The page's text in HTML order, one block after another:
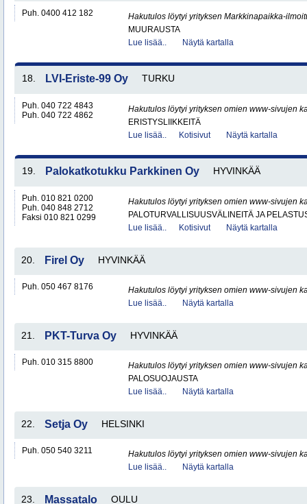
Puh. 0400 412 182
Hakutulos löytyi yrityksen Markkinapaikka-
MUURAUSTA
Lue lisää..
Näytä kartalla
18. LVI-Eriste-99 Oy TURKU
Puh. 040 722 4843
Puh. 040 722 4862
Hakutulos löytyi yrityksen omien www-sivujen
ERISTYSLIIKKEITÄ
Lue lisää..
Kotisivut Näytä kartalla
19. Palokatkotukku Parkkinen Oy HYVINKÄÄ
Puh. 010 821 0200
Puh. 040 848 2712
Faksi 010 821 0299
Hakutulos löytyi yrityksen omien www-sivujen
PALOTURVALLISUUSVÄLINEITÄ JA
Lue lisää..
Kotisivut Näytä kartalla
20. Firel Oy HYVINKÄÄ
Puh. 050 467 8176
Hakutulos löytyi yrityksen omien www-sivujen
Lue lisää..
Näytä kartalla
21. PKT-Turva Oy HYVINKÄÄ
Puh. 010 315 8800
Hakutulos löytyi yrityksen omien www-sivujen
PALOSUOJAUSTA
Lue lisää..
Näytä kartalla
22. Setja Oy HELSINKI
Puh. 050 540 3211
Hakutulos löytyi yrityksen omien www-sivujen
Lue lisää..
Näytä kartalla
23. Massatalo OULU